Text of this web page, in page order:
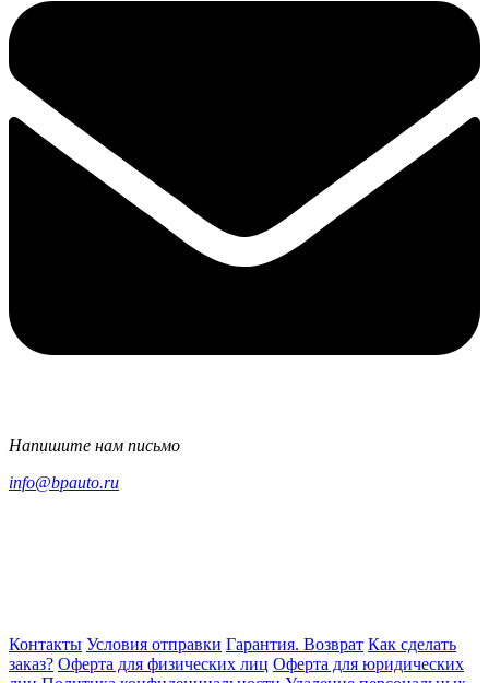
Напишите нам письмо
info@bpauto.ru
Контакты Условия отправки Гарантия. Возврат Как сделать
заказ? Оферта для физических лиц Оферта для юридических